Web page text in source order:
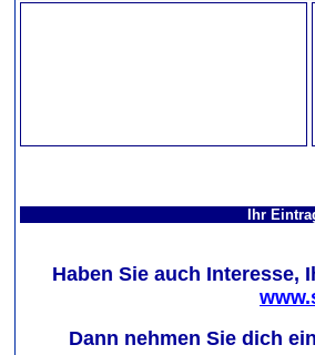
Ihr
Haben Sie auch Interesse,
Dann nehmen Sie dich